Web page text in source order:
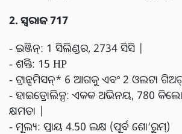
2. ସ୍ୱରାଜ 717
- ଇଞ୍ଜିନ୍: 1 ସିଲିଣ୍ଡର, 2734 ସିସି |
- ଶକ୍ତି: 15 HP
- ଟ୍ରାନ୍ସମିସନ୍* 6 ଆଗକୁ ଏବଂ 2 ଓଲଟା
- ହାଇଡ୍ରୋଲିକ୍ସ: ଏକକ ଅଭିନୟ, 780
କ୍ଷମତା |
- ମୂଲ୍ୟ: ପ୍ରାୟ 4.50 ଲକ୍ଷ (ପୂର୍ବ ଶୋ’ରୁମ୍)